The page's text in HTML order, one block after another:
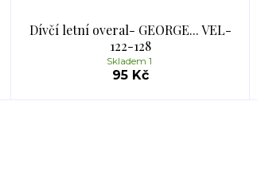
Dívčí letní overal- GEORGE... VEL-
122-128
95 Kč
Skladem 1